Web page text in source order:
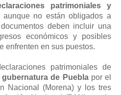
patrimoniales y
aunque no están obligados a
deben incluir una
económicos y posibles
enfrenten en sus puestos.
patrimoniales de
de Pueblapor el
Nacional (Morena) y los tres